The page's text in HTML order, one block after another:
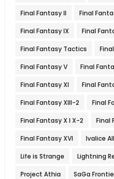
Final Fantasy II Final
Final Fantasy IX Final
Final Fantasy Tactics
Final Fantasy V Final
Final Fantasy XI Final
Final Fantasy XIII-2 Final
Final Fantasy X l X-2 Final
Final Fantasy XVI Ivalice
Life is Strange Lightning
Project Athia SaGa